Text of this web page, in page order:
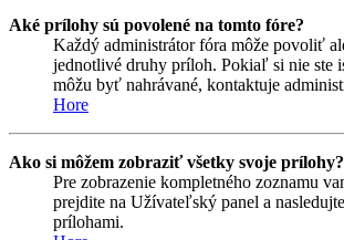
Aké prílohy sú povolené na tomto fóre?
Každý administrátor fóra môže povoliť
jednotlivé druhy príloh. Pokiaľ si nie ste
môžu byť nahrávané, kontaktuje
Hore
Ako si môžem zobraziť všetky svoje prílohy?
Pre zobrazenie kompletného zoznamu
prejdite na Užívateľský panel a
prílohami.